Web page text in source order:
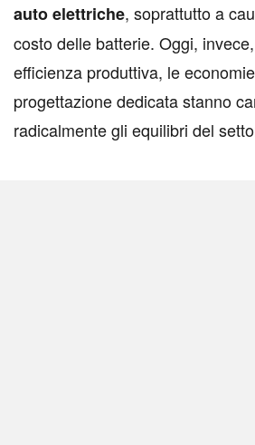
auto elettriche, soprattutto a
costo delle batterie. Oggi,
efficienza produttiva, le
progettazione dedicata stanno
radicalmente gli equilibri del